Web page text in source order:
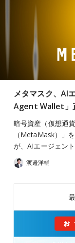
メタマスク、AI
Agent Wallet」
暗号資産（仮想通
（MetaMask）」
が、AIエージェン
渡邉洋輔